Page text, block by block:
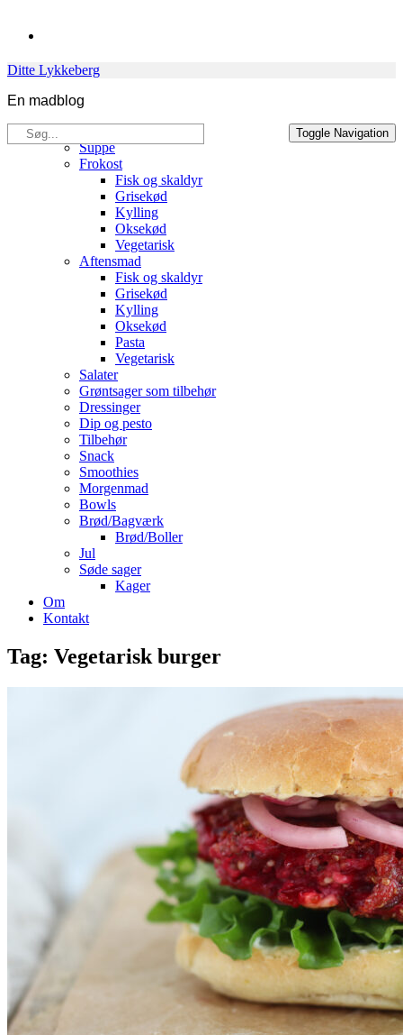
Ditte Lykkeberg
En madblog
Søg
efter:
Toggle Navigation
Opskrifter
Suppe
Frokost
Fisk og skaldyr
Grisekød
Kylling
Oksekød
Vegetarisk
Aftensmad
Fisk og skaldyr
Grisekød
Kylling
Oksekød
Pasta
Vegetarisk
Salater
Grøntsager som tilbehør
Dressinger
Dip og pesto
Tilbehør
Snack
Smoothies
Morgenmad
Bowls
Brød/Bagværk
Brød/Boller
Jul
Søde sager
Kager
Om
Kontakt
Tag: Vegetarisk burger